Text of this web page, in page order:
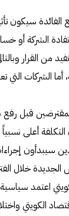
سيكون
الشركة أو
من القرار
أما الشركات
قبل رفع
التكلفة أعلى
سيبدأون
خلال
اعتمد سياسية
الكويتي